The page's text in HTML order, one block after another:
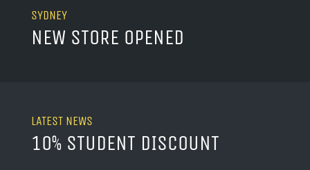
SYDNEY
NEW STORE OPENED
LATEST NEWS
10% STUDENT DISCOUNT